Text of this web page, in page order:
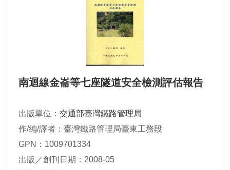
南迴線金崙等七座隧道安全檢測評估報告
出版單位： 交通部臺灣鐵路管理局
作/編/譯者：臺灣鐵路管理局臺東工務段
GPN：1009701334
出版／創刊日期：2008-05